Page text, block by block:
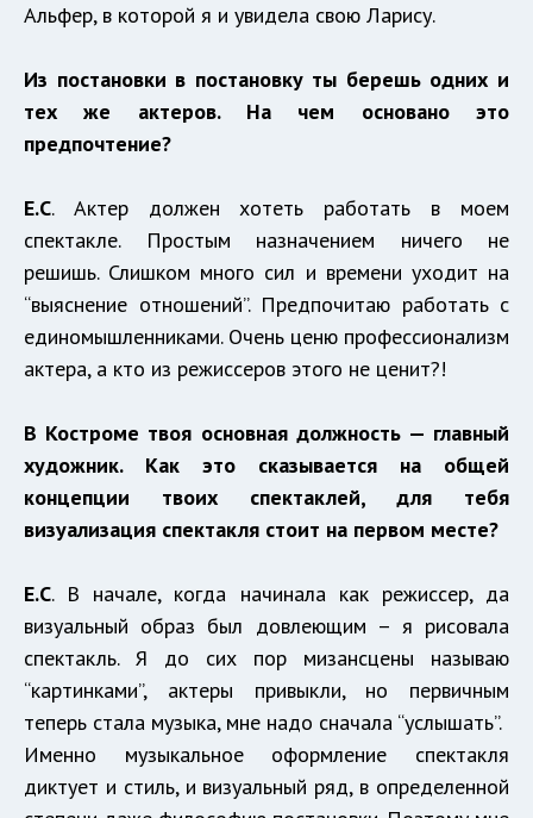
Альфер, в которой я и увидела свою Ларису.
Из постановки в постановку ты берешь одних и
тех же актеров. На чем основано это
предпочтение?
Е.С. Актер должен хотеть работать в моем
спектакле. Простым назначением ничего не
решишь. Слишком много сил и времени уходит на
“выяснение отношений”. Предпочитаю работать с
единомышленниками. Очень ценю профессионализм
актера, а кто из режиссеров этого не ценит?!
В Костроме твоя основная должность — главный
художник. Как это сказывается на общей
концепции твоих спектаклей, для тебя
визуализация спектакля стоит на первом месте?
Е.С. В начале, когда начинала как режиссер, да
визуальный образ был довлеющим – я рисовала
спектакль. Я до сих пор мизансцены называю
“картинками”, актеры привыкли, но первичным
теперь стала музыка, мне надо сначала “услышать”.
Именно музыкальное оформление спектакля
диктует и стиль, и визуальный ряд, в определенной